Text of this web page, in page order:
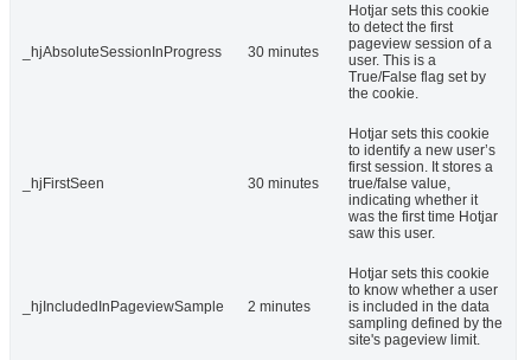
_hjAbsoluteSessionInProgress 30 minutes
Hotjar sets this cookie
to detect the first
pageview session of a
user. This is a
True/False flag set by
the cookie.
_hjFirstSeen 30 minutes
Hotjar sets this cookie
to identify a new user’s
first session. It stores a
true/false value,
indicating whether it
was the first time Hotjar
saw this user.
_hjIncludedInPageviewSample 2 minutes
Hotjar sets this cookie
to know whether a user
is included in the data
sampling defined by the
site's pageview limit.